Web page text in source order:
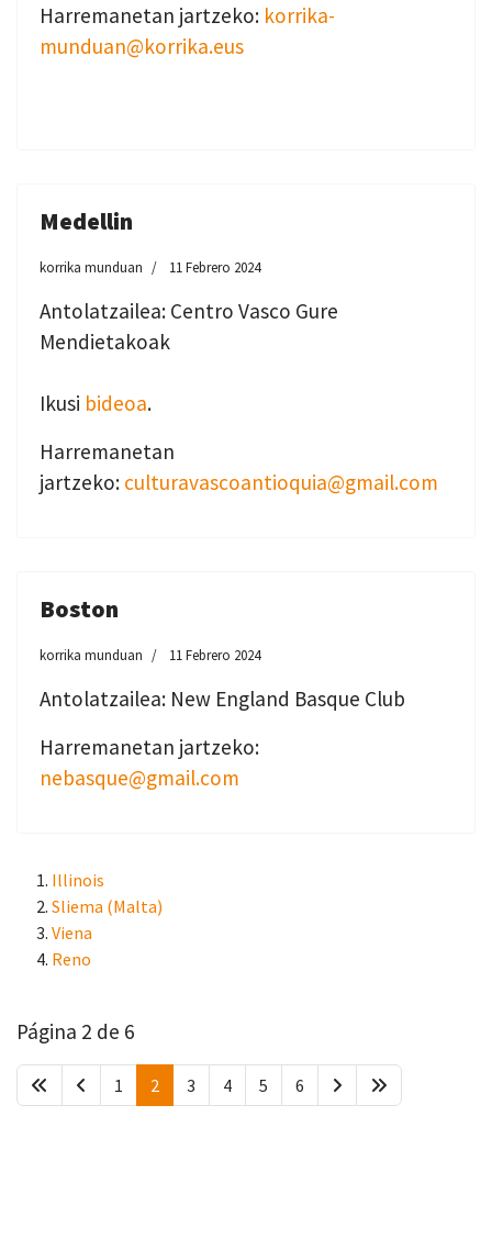
Harremanetan jartzeko: korrika-
munduan@korrika.eus
Medellin
korrika munduan 11 Febrero 2024
Antolatzailea: Centro Vasco Gure
Mendietakoak
Ikusi bideoa.
Harremanetan
jartzeko: culturavascoantioquia@gmail.com
Boston
korrika munduan 11 Febrero 2024
Antolatzailea: New England Basque Club
Harremanetan jartzeko:
nebasque@gmail.com
Illinois
Sliema (Malta)
Viena
Reno
Página 2 de 6
1 2 3 4 5 6